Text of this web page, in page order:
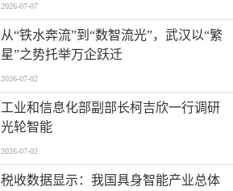
2026-07-07
从“铁水奔流”到“数智流光”，武汉以“繁
星”之势托举万企跃迁
2026-07-02
工业和信息化部副部长柯吉欣一行调研
光轮智能
2026-07-02
税收数据显示：我国具身智能产业总体